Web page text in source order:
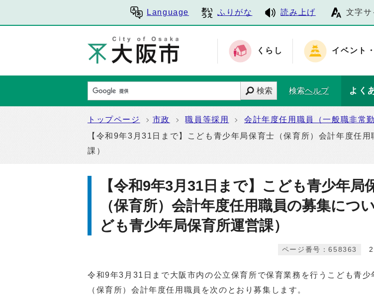
Language ふりがな 読み上げ 文字サ
くらし イベント
検索 検索ヘルプ よく
トップページ 市政 職員等採用 会計年度任用職員（一般職非常
【令和9年3月31日まで】こども青少年局保育士（保育所）会計年度任
課）
【令和9年3月31日まで】こども青少年局
（保育所）会計年度任用職員の募集につ
ども青少年局保育所運営課）
ページ番号：658363
令和9年3月31日まで大阪市内の公立保育所で保育業務を行うこども青少
（保育所）会計年度任用職員を次のとおり募集します。